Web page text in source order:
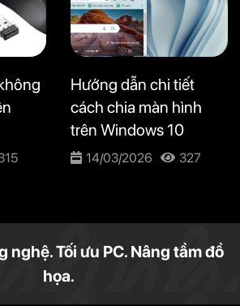
Hướng dẫn chi tiết
cách chia màn hình
trên Windows 10
14/03/2026 327
nghệ. Tối ưu PC. Nâng tầm đồ
họa.